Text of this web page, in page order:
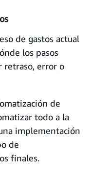
de gastos actual
los pasos
retraso, error o
de
todo a la
implementación
de
finales.